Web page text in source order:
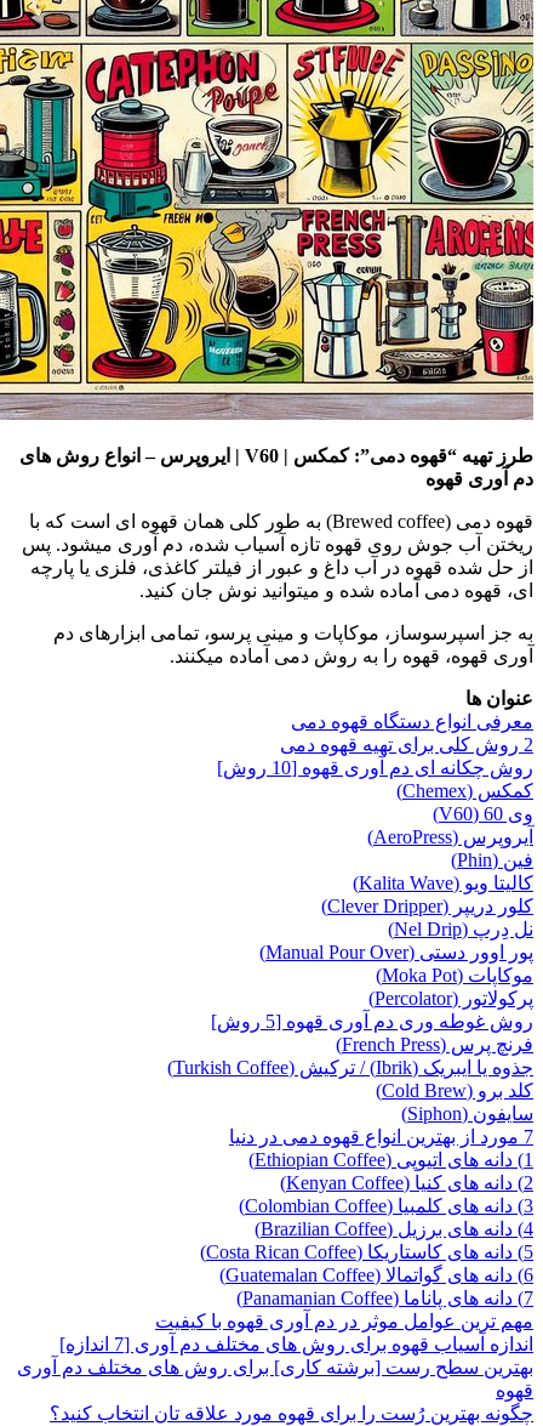
طرز تهیه “قهوه دمی”: کمکس | V60 | ایروپرس – انواع روش های
دم آوری قهوه
قهوه دمی (Brewed coffee) به طور کلی همان قهوه ای است که با
ریختن آب جوش روی قهوه تازه آسیاب شده، دم آوری میشود. پس
از حل شده قهوه در آب داغ و عبور از فیلتر کاغذی، فلزی یا پارچه
ای، قهوه دمی آماده شده و میتوانید نوش جان کنید.
به جز اسپرسوساز، موکاپات و مینی پرسو، تمامی ابزارهای دم
آوری قهوه، قهوه را به روش دمی آماده میکنند.
عنوان ها
معرفی انواع دستگاه قهوه دمی
2 روش کلی برای تهیه قهوه دمی
روش چکانه ای دم آوری قهوه [10 روش]
کمکس (Chemex)
وی 60 (V60)
آیروپرس (AeroPress)
فین (Phin)
کالیتا ویو (Kalita Wave)
کلور دریپر (Clever Dripper)
نل دِرپ (Nel Drip)
پور اوور دستی (Manual Pour Over)
موکاپات (Moka Pot)
پرکولاتور (Percolator)
روش غوطه وری دم آوری قهوه [5 روش]
فرنچ پرس (French Press)
جذوه یا ایبریک (Ibrik) / ترکیش (Turkish Coffee)
کلد برو (Cold Brew)
سایفون (Siphon)
7 مورد از بهترین انواع قهوه دمی در دنیا
1) دانه های اتیوپی (Ethiopian Coffee)
2) دانه های کنیا (Kenyan Coffee)
3) دانه های کلمبیا (Colombian Coffee)
4) دانه های برزیل (Brazilian Coffee)
5) دانه های کاستاریکا (Costa Rican Coffee)
6) دانه های گواتمالا (Guatemalan Coffee)
7) دانه های پاناما (Panamanian Coffee)
مهم ترین عوامل موثر در دم آوری قهوه با کیفیت
اندازه آسیاب قهوه برای روش های مختلف دم آوری [7 اندازه]
بهترین سطح رست [برشته کاری] برای روش های مختلف دم آوری
قهوه
چگونه بهترین رُست را برای قهوه مورد علاقه تان انتخاب کنید؟